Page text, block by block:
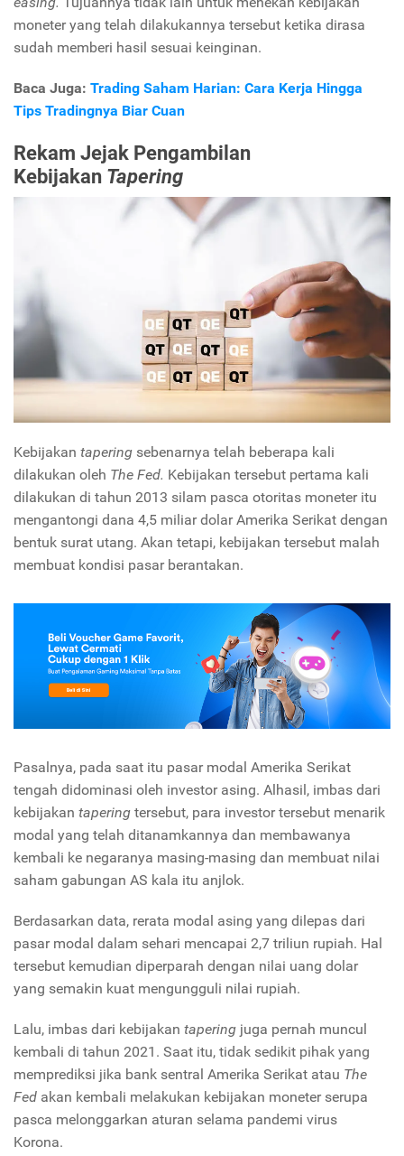
moneter yang telah dilakukannya tersebut ketika dirasa
sudah memberi hasil sesuai keinginan.
Baca Juga: Trading Saham Harian: Cara Kerja Hingga
Tips Tradingnya Biar Cuan
Rekam Jejak Pengambilan
Kebijakan Tapering
Kebijakan tapering sebenarnya telah beberapa kali
dilakukan oleh The Fed. Kebijakan tersebut pertama kali
dilakukan di tahun 2013 silam pasca otoritas moneter itu
mengantongi dana 4,5 miliar dolar Amerika Serikat dengan
bentuk surat utang. Akan tetapi, kebijakan tersebut malah
membuat kondisi pasar berantakan.
Pasalnya, pada saat itu pasar modal Amerika Serikat
tengah didominasi oleh investor asing. Alhasil, imbas dari
kebijakan tapering tersebut, para investor tersebut menarik
modal yang telah ditanamkannya dan membawanya
kembali ke negaranya masing-masing dan membuat nilai
saham gabungan AS kala itu anjlok.
Berdasarkan data, rerata modal asing yang dilepas dari
pasar modal dalam sehari mencapai 2,7 triliun rupiah. Hal
tersebut kemudian diperparah dengan nilai uang dolar
yang semakin kuat mengungguli nilai rupiah.
Lalu, imbas dari kebijakan tapering juga pernah muncul
kembali di tahun 2021. Saat itu, tidak sedikit pihak yang
memprediksi jika bank sentral Amerika Serikat atau The
Fed akan kembali melakukan kebijakan moneter serupa
pasca melonggarkan aturan selama pandemi virus
Korona.